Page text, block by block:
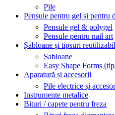
Pile
Pensule pentru gel și pentru
Pensule gel & polygel
Pensule pentru nail art
Șabloane și tipsuri
Șabloane
Easy Shape Forms
Aparatură și accesorii
Pile electrice și
Instrumente metalice
Bituri / capete pentru freza